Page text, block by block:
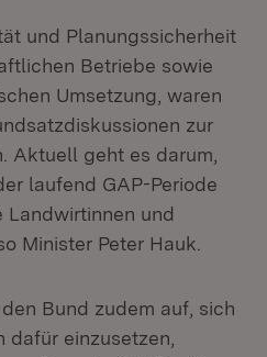
und Planungssicherheit
Betriebe sowie
Umsetzung, waren
zur
Aktuell geht es darum,
laufend GAP-Periode
und
Minister Peter Hauk.
Bund zudem auf, sich
dafür einzusetzen,